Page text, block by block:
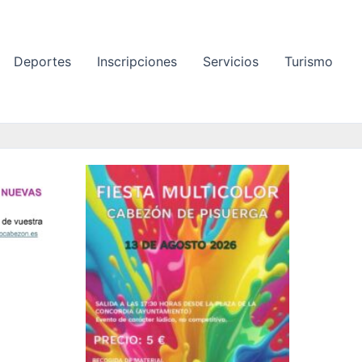
Deportes Inscripciones Servicios Turismo